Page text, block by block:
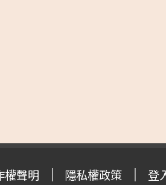
權聲明 隱私權政策 登